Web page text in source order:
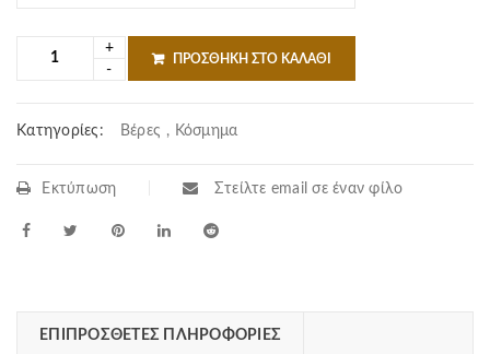
ΠΡΟΣΘΉΚΗ ΣΤΟ ΚΑΛΆΘΙ
Κατηγορίες: Βέρες , Κόσμημα
Εκτύπωση Στείλτε email σε έναν φίλο
ΕΠΙΠΡΌΣΘΕΤΕΣ ΠΛΗΡΟΦΟΡΊΕΣ